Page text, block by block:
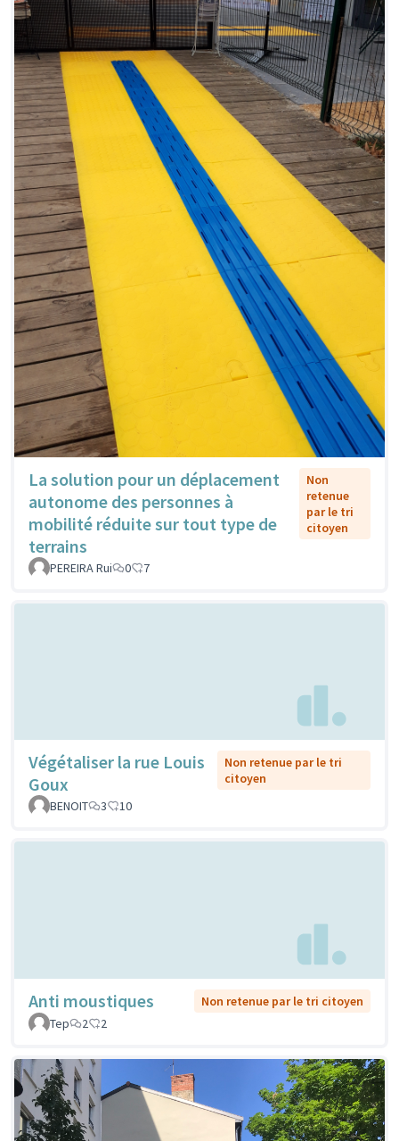
La solution pour un déplacement
autonome des personnes à
mobilité réduite sur tout type de
terrains
Non
retenue
par le tri
citoyen
PEREIRA Rui 0 7
Végétaliser la rue Louis
Goux
Non retenue par le tri
citoyen
BENOIT
3 10
Anti moustiques
Non retenue par le tri citoyen
Tep
2 2